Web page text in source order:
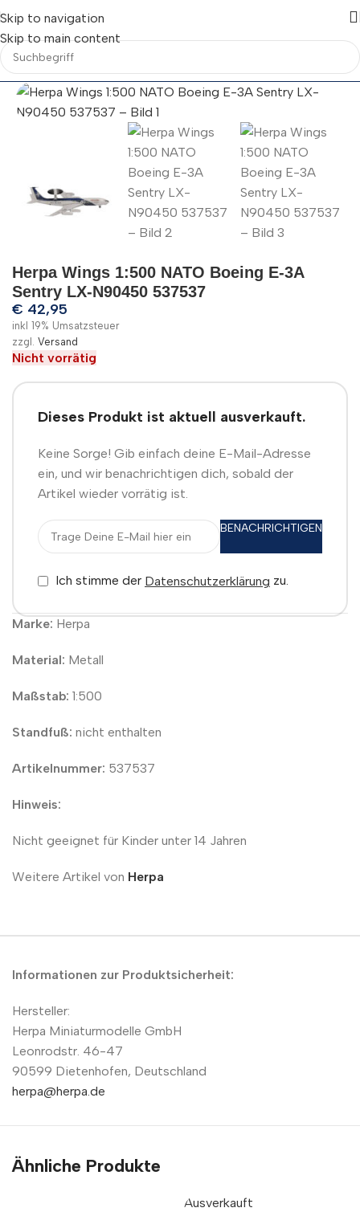
Skip to navigation
Skip to main content
Herpa Wings 1:500 NATO Boeing E-3A
Sentry LX-N90450 537537
€ 42,95
inkl 19% Umsatzsteuer
zzgl. Versand
Nicht vorrätig
Dieses Produkt ist aktuell ausverkauft.
Keine Sorge! Gib einfach deine E-Mail-Adresse
ein, und wir benachrichtigen dich, sobald der
Artikel wieder vorrätig ist.
BENACHRICHTIGEN
Ich stimme der Datenschutzerklärung zu.
Marke: Herpa
Material: Metall
Maßstab: 1:500
Standfuß: nicht enthalten
Artikelnummer: 537537
Hinweis:
Nicht geeignet für Kinder unter 14 Jahren
Weitere Artikel von Herpa
Informationen zur Produktsicherheit:
Hersteller:
Herpa Miniaturmodelle GmbH
Leonrodstr. 46-47
90599 Dietenhofen, Deutschland
herpa@herpa.de
Ähnliche Produkte
Ausverkauft